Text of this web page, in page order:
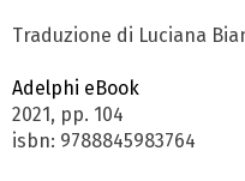
Traduzione di Luciana
Adelphi eBook
2021, pp. 104
isbn: 9788845983764